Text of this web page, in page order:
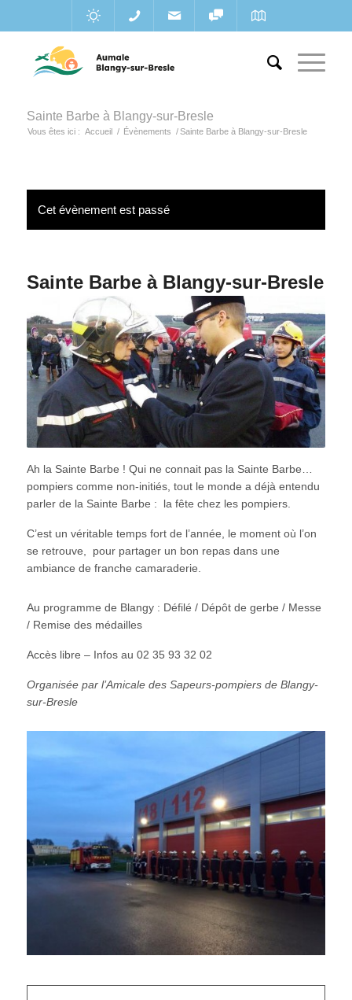
Sainte Barbe à Blangy-sur-Bresle
Vous êtes ici : Accueil / Évènements / Sainte Barbe à Blangy-sur-Bresle
Cet évènement est passé
Sainte Barbe à Blangy-sur-Bresle
Ah la Sainte Barbe ! Qui ne connait pas la Sainte Barbe…
pompiers comme non-initiés, tout le monde a déjà entendu
parler de la Sainte Barbe : la fête chez les pompiers.
C’est un véritable temps fort de l’année, le moment où l’on
se retrouve, pour partager un bon repas dans une
ambiance de franche camaraderie.
Au programme de Blangy : Défilé / Dépôt de gerbe / Messe
/ Remise des médailles
Accès libre – Infos au 02 35 93 32 02
Organisée par l’Amicale des Sapeurs-pompiers de Blangy-
sur-Bresle